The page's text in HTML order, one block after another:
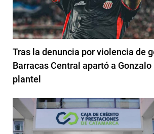
Tras la denuncia por violencia de
Barracas Central apartó a Gonzalo
plantel